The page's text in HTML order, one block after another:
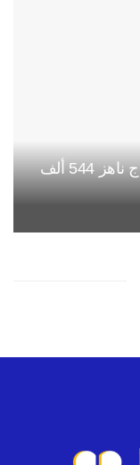
شمندر دكالة يسجل موسما قياسيا بإنتاج ناهز 544 ألف